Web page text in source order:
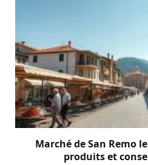
Marché de San Remo
produits et